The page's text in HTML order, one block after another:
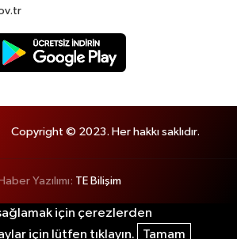
Copyright © 2023. Her hakkı saklıdır.
Haber Yazılımı: TE Bilişim
için çerezlerden
için lütfen tıklayın.
Tamam